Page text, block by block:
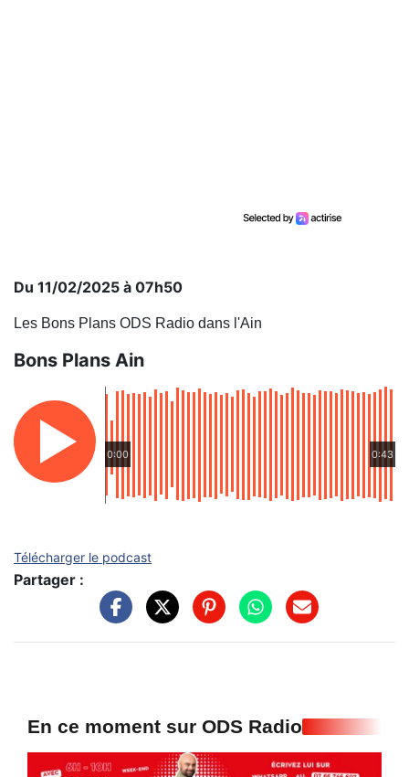
Du 11/02/2025 à 07h50
Les Bons Plans ODS Radio dans l'Ain
Bons Plans Ain
0:00 0:43
Télécharger le podcast
Partager :
En ce moment sur ODS Radio